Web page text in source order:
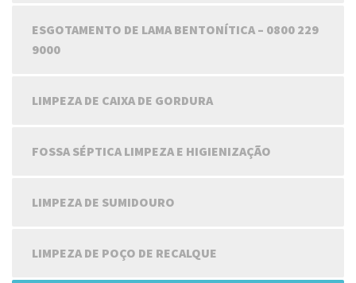
ESGOTAMENTO DE LAMA BENTONÍTICA – 0800 229
9000
LIMPEZA DE CAIXA DE GORDURA
FOSSA SÉPTICA LIMPEZA E HIGIENIZAÇÃO
LIMPEZA DE SUMIDOURO
LIMPEZA DE POÇO DE RECALQUE